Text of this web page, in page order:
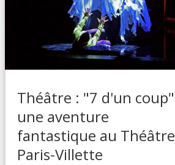
Théâtre : "7 d'un coup"
une aventure
fantastique au Théâtre
Paris-Villette